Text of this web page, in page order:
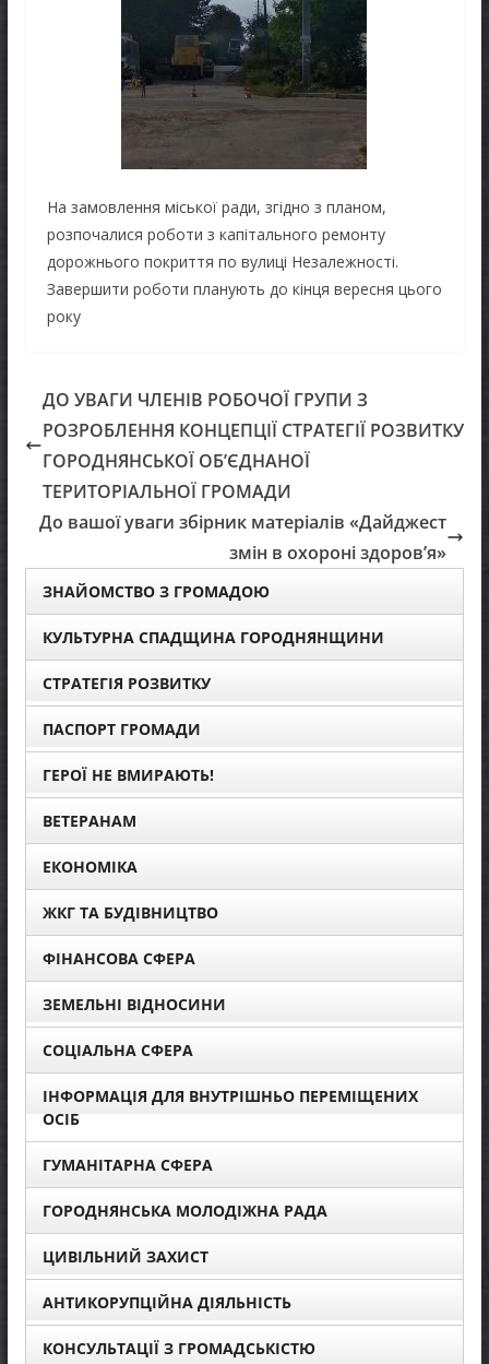
На замовлення міської ради, згідно з планом,
розпочалися роботи з капітального ремонту
дорожнього покриття по вулиці Незалежності.
Завершити роботи планують до кінця вересня цього
року
ДО УВАГИ ЧЛЕНІВ РОБОЧОЇ ГРУПИ З
РОЗРОБЛЕННЯ КОНЦЕПЦІЇ СТРАТЕГІЇ РОЗВИТКУ
ГОРОДНЯНСЬКОЇ ОБ’ЄДНАНОЇ
ТЕРИТОРІАЛЬНОЇ ГРОМАДИ
До вашої уваги збірник матеріалів «Дайджест
змін в охороні здоров’я»
ЗНАЙОМСТВО З ГРОМАДОЮ
КУЛЬТУРНА СПАДЩИНА ГОРОДНЯНЩИНИ
СТРАТЕГІЯ РОЗВИТКУ
ПАСПОРТ ГРОМАДИ
ГЕРОЇ НЕ ВМИРАЮТЬ!
ВЕТЕРАНАМ
ЕКОНОМІКА
ЖКГ ТА БУДІВНИЦТВО
ФІНАНСОВА СФЕРА
ЗЕМЕЛЬНІ ВІДНОСИНИ
СОЦІАЛЬНА СФЕРА
ІНФОРМАЦІЯ ДЛЯ ВНУТРІШНЬО ПЕРЕМІЩЕНИХ
ОСІБ
ГУМАНІТАРНА СФЕРА
ГОРОДНЯНСЬКА МОЛОДІЖНА РАДА
ЦИВІЛЬНИЙ ЗАХИСТ
АНТИКОРУПЦІЙНА ДІЯЛЬНІСТЬ
КОНСУЛЬТАЦІЇ З ГРОМАДСЬКІСТЮ